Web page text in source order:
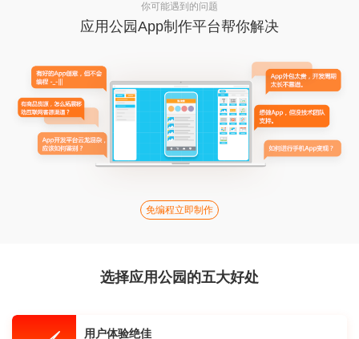
你可能遇到的问题
应用公园App制作平台帮你解决
免编程立即制作
选择应用公园的五大好处
用户体验绝佳